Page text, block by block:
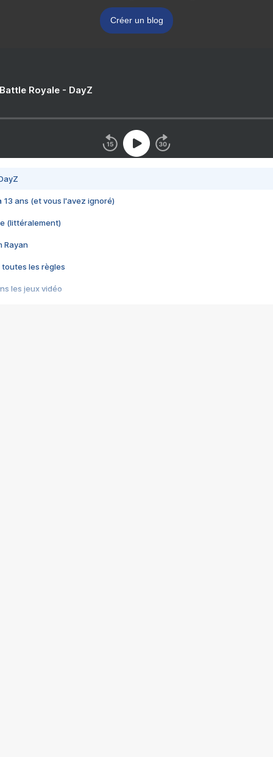
Créer un blog
Royale - DayZ
13 ans (et vous l'avez ignoré)
(littéralement)
Rayan
toutes les règles
les jeux vidéo